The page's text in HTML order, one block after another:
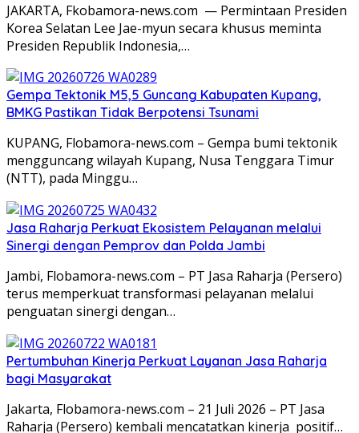
JAKARTA, Fkobamora-news.com — Permintaan Presiden
Korea Selatan Lee Jae-myun secara khusus meminta
Presiden Republik Indonesia,…
Gempa Tektonik M5,5 Guncang Kabupaten Kupang,
BMKG Pastikan Tidak Berpotensi Tsunami
KUPANG, Flobamora-news.com – Gempa bumi tektonik
mengguncang wilayah Kupang, Nusa Tenggara Timur
(NTT), pada Minggu…
Jasa Raharja Perkuat Ekosistem Pelayanan melalui
Sinergi dengan Pemprov dan Polda Jambi
Jambi, Flobamora-news.com – PT Jasa Raharja (Persero)
terus memperkuat transformasi pelayanan melalui
penguatan sinergi dengan…
Pertumbuhan Kinerja Perkuat Layanan Jasa Raharja
bagi Masyarakat
Jakarta, Flobamora-news.com – 21 Juli 2026 – PT Jasa
Raharja (Persero) kembali mencatatkan kinerja positif…